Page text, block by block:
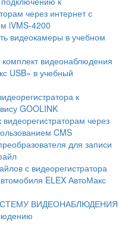
через интернет с
iVMS-4200
видеокамеры в учебном
комплект видеонаблюдения
USB» в учебный
к
GOOLINK
через
CMS
для записи
с видеорегистратора
ELEX АвтоМакс
ВИДЕОНАБЛЮДЕНИЯ